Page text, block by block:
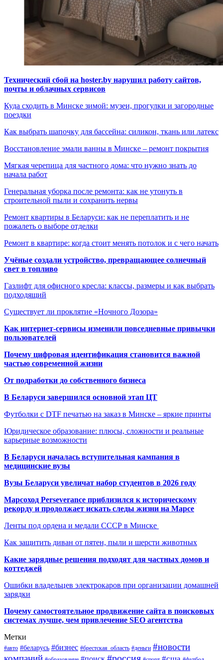
Технический сбой на hoster.by нарушил работу сайтов,
почты и облачных сервисов
Куда сходить в Минске зимой: музеи, прогулки и загородные
поездки
Как выбрать шапочку для бассейна: силикон, ткань или латекс
Восстановление эмали ванны в Минске – ремонт покрытия
Мягкая черепица для частного дома: что нужно знать до
начала работ
Генеральная уборка после ремонта: как не утонуть в
строительной пыли и сохранить нервы
Ремонт квартиры в Беларуси: как не переплатить и не
пожалеть о выборе отделки
Ремонт в квартире: когда стоит менять потолок и с чего начать
Учёные создали устройство, превращающее солнечный
свет в топливо
Газлифт для офисного кресла: классы, размеры и как выбрать
подходящий
Существует ли проклятие «Ночного Дозора»
Как интернет-сервисы изменили повседневные привычки
пользователей
Почему цифровая идентификация становится важной
частью современной жизни
От подработки до собственного бизнеса
В Беларуси завершился основной этап ЦТ
Футболки с DTF печатью на заказ в Минске – яркие принты
Юридическое образование: плюсы, сложности и реальные
карьерные возможности
В Беларуси началась вступительная кампания в
медицинские вузы
Вузы Беларуси увеличат набор студентов в 2026 году
Марсоход Perseverance приблизился к историческому
рекорду и продолжает искать следы жизни на Марсе
Ленты под ордена и медали СССР в Минске
Как защитить диван от пятен, пыли и шерсти животных
Какие зарядные решения подходят для частных домов и
коттеджей
Ошибки владельцев электрокаров при организации домашней
зарядки
Почему самостоятельное продвижение сайта в поисковых
системах лучше, чем привлечение SEO агентства
Метки
#авто #беларусь #бизнес #брестская_область #деньги #новости